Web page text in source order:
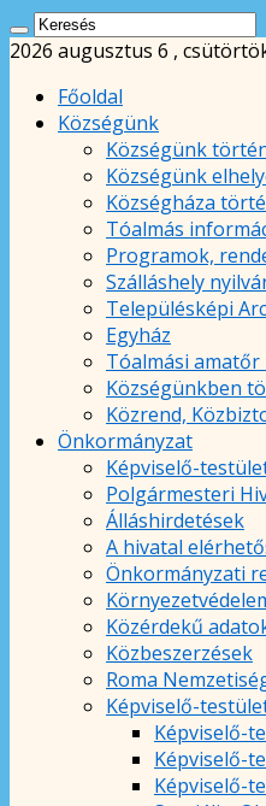
2026 augusztus 6 ,
Főoldal
Községünk
Községünk
Községünk
Községháza
Tóalmás
Programok,
Szálláshely
Településképi
Egyház
Tóalmási amatőr
Községünkben
Közrend,
Önkormányzat
Képviselő-
Polgármesteri
Álláshirdetések
A hivatal
Önkormányzati
Közérdekű
Közbeszerzések
Roma
Képviselő-
Képviselő-
Képviselő-
Képviselő-